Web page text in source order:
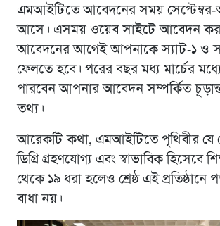
এমআইটিতে আবেদনের সময় সেপ্টেম্বর-
আসে। এসময় ওয়েব সাইটে আবেদন
আবেদনের আগেই আপনাকে স্যাট-১ ও
ফেলতে হবে। পরের বছর মধ্য মার্চের
পারবেন আপনার আবেদন সম্পর্কিত চূড়ান্ত
তথ্য।
আরেকটি কথা, এমআইটিতে পৃথিবীর যে
ডিগ্রি গ্রহণযোগ্য এবং স্বাভাবিক হিসেবে
থেকে ১৯ ধরা হলেও শ্রেষ্ঠ এই
বাধা নয়।